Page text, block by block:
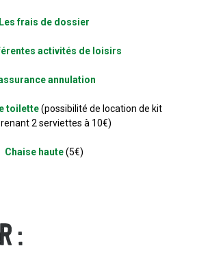
Les frais de dossier
activités de loisirs
annulation
toilette(possibilité de location de kit
2 serviettes à 10€)
Chaise haute(5€)